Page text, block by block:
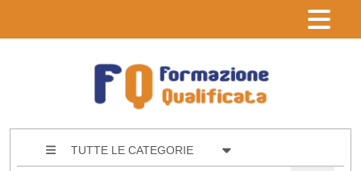
TUTTE LE CATEGORIE